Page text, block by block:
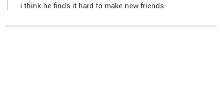
i think he finds it hard to make new friends